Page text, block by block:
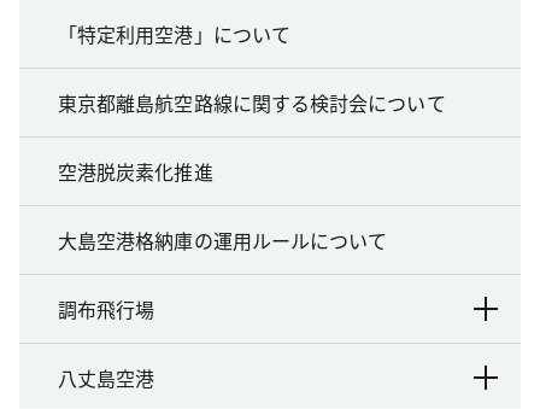
「特定利用空港」について
東京都離島航空路線に関する検討会について
空港脱炭素化推進
大島空港格納庫の運用ルールについて
調布飛行場
八丈島空港